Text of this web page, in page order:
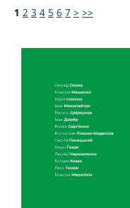
1 2 3 4 5 6 7 > >>